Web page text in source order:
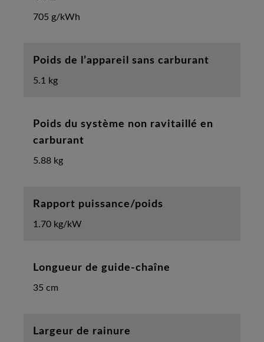
705 g/kWh
Poids de l’appareil sans carburant
5.1 kg
Poids du système non ravitaillé en
carburant
5.88 kg
Rapport puissance/poids
1.70 kg/kW
Longueur de guide-chaîne
35 cm
Largeur de rainure